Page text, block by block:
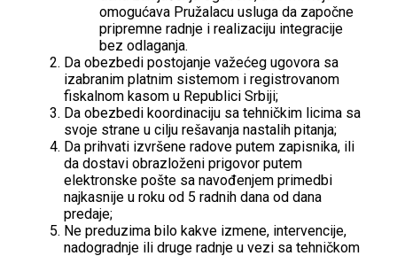
omogućava Pružalacu usluga da započne
pripremne radnje i realizaciju integracije
bez odlaganja.
Da obezbedi postojanje važećeg ugovora sa
izabranim platnim sistemom i registrovanom
fiskalnom kasom u Republici Srbiji;
Da obezbedi koordinaciju sa tehničkim licima sa
svoje strane u cilju rešavanja nastalih pitanja;
Da prihvati izvršene radove putem zapisnika, ili
da dostavi obrazloženi prigovor putem
elektronske pošte sa navođenjem primedbi
najkasnije u roku od 5 radnih dana od dana
predaje;
Ne preduzima bilo kakve izmene, intervencije,
nadogradnje ili druge radnje u vezi sa tehničkom